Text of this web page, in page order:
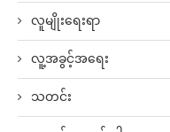
လူမျိုးရေးရာ
လူ့အခွင့်အရေး
သတင်း